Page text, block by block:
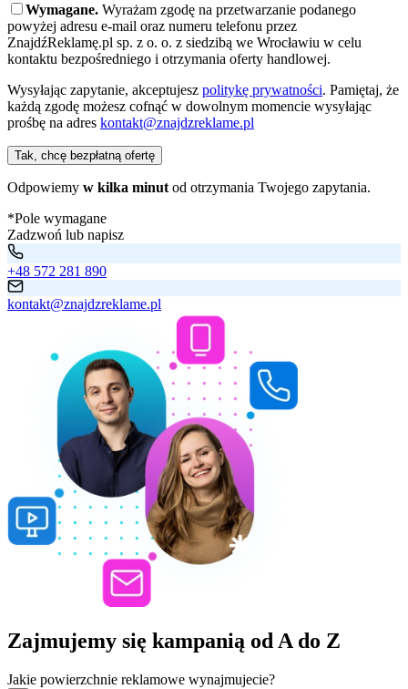
Wymagane. Wyrażam zgodę na przetwarzanie podanego
powyżej adresu e-mail oraz numeru telefonu przez
ZnajdźReklamę.pl sp. z o. o. z siedzibą we Wrocławiu w celu
kontaktu bezpośredniego i otrzymania oferty handlowej.
Wysyłając zapytanie, akceptujesz politykę prywatności. Pamiętaj, że
każdą zgodę możesz cofnąć w dowolnym momencie wysyłając
prośbę na adres kontakt@znajdzreklame.pl
Tak, chcę bezpłatną ofertę
Odpowiemy w kilka minut od otrzymania Twojego zapytania.
*Pole wymagane
Zadzwoń lub napisz
+48 572 281 890
kontakt@znajdzreklame.pl
Zajmujemy się kampanią od A do Z
Jakie powierzchnie reklamowe wynajmujecie?